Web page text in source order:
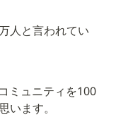
人と言われてい
ミュニティを100
います。